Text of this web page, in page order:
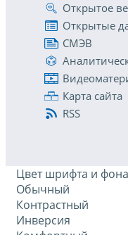
Открытое
Открытые
СМЭВ
Карта сайта
RSS
Цвет шрифта и фона
Обычный
Контрастный
Инверсия